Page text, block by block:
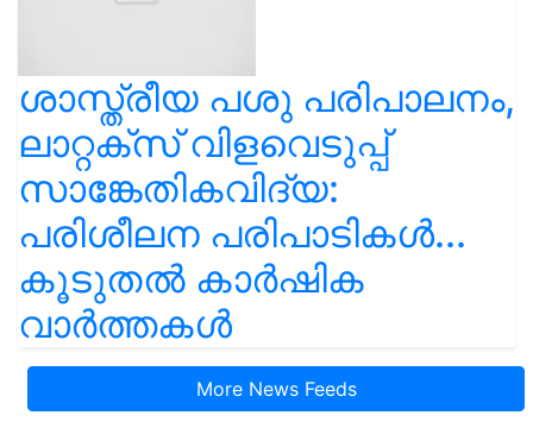
ശാസ്ത്രീയ പശു പരിപാലനം,
ലാറ്റക്സ് വിളവെടുപ്പ്
സാങ്കേതികവിദ്യ:
പരിശീലന പരിപാടികൾ...
കൂടുതൽ കാർഷിക
വാർത്തകൾ
More News Feeds